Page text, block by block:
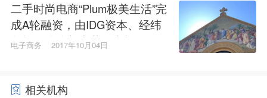
二手时尚电商“Plum极美生活”完
成A轮融资，由IDG资本、经纬
创投、险峰长青共同参投
电子商务 2017年10月04日
相关机构